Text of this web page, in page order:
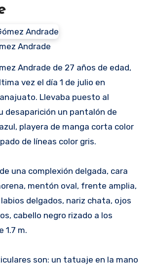
Andrade
Andrade de 27 años de edad,
vez el día 1 de julio en
Llevaba puesto al
desaparición un pantalón de
playera de manga corta color
de líneas color gris.
una complexión delgada, cara
mentón oval, frente amplia,
delgados, nariz chata, ojos
cabello negro rizado a los
1.7 m.
son: un tatuaje en la mano